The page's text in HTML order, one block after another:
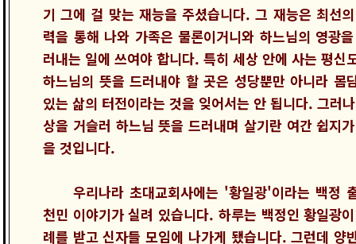
기 그에 걸 맞는 재능을 주셨습니다. 그 재능은 최선
력을 통해 나와 가족은 물론이거니와 하느님의 영광
러내는 일에 쓰여야 합니다. 특히 세상 안에 사는 평신
하느님의 뜻을 드러내야 할 곳은 성당뿐만 아니라 몸
있는 삶의 터전이라는 것을 잊어서는 안 됩니다. 그러
상을 거슬러 하느님 뜻을 드러내며 살기란 여간 쉽지
을 것입니다.
우리나라 초대교회사에는 '황일광'이라는 백정
천민 이야기가 실려 있습니다. 하루는 백정인 황일광
례를 받고 신자들 모임에 나가게 됐습니다. 그런데 양